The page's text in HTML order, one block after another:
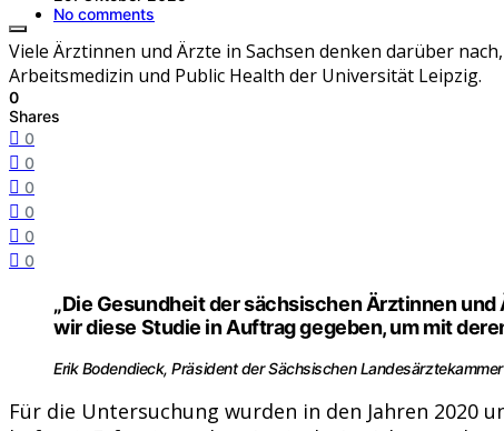
No comments
Viele Ärztinnen und Ärzte in Sachsen denken darüber
Arbeitsmedizin und Public Health der Universität Leipzig.
0
Shares
0
0
0
0
0
0
„Die Gesundheit der sächsischen Ärztinnen
wir diese Studie in Auftrag gegeben, um mit
Erik Bodendieck, Präsident der Sächsischen Landesärztekammer
Für die Untersuchung wurden in den Jahren 2020